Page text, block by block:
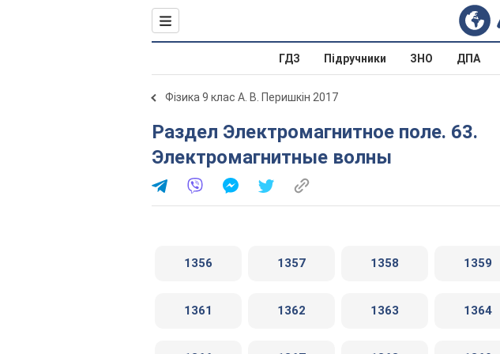
ГДЗ Підручники ЗНО ДПА
Фізика 9 клас А. В. Перишкін 2017
Раздел Электромагнитное поле. 63.
Электромагнитные волны
1356 1357 1358 1359
1361 1362 1363 1364